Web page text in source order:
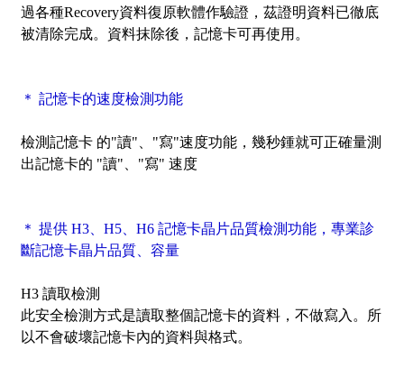
過各種Recovery資料復原軟體作驗證，茲證明資料已徹底
被清除完成。資料抹除後，記憶卡可再使用。
＊ 記憶卡的速度檢測功能
檢測記憶卡 的"讀"、"寫"速度功能，幾秒鍾就可正確量測
出記憶卡的 "讀"、"寫" 速度
＊ 提供 H3、H5、H6 記憶卡晶片品質檢測功能，專業診
斷記憶卡晶片品質、容量
H3 讀取檢測
此安全檢測方式是讀取整個記憶卡的資料，不做寫入。所
以不會破壞記憶卡內的資料與格式。